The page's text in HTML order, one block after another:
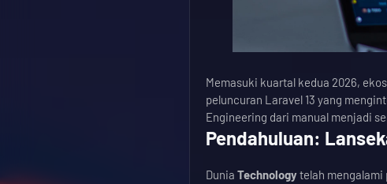
Memasuki kuartal kedua 2026,
peluncuran Laravel 13 yang
Engineering dari manual menjadi
Pendahuluan:
Dunia Technologytelah mengalami